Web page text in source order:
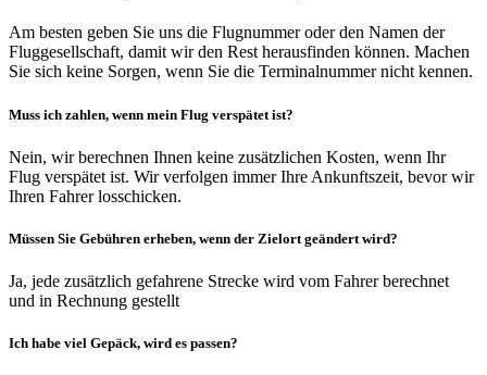
Am besten geben Sie uns die Flugnummer oder den Namen der
Fluggesellschaft, damit wir den Rest herausfinden können. Machen
Sie sich keine Sorgen, wenn Sie die Terminalnummer nicht kennen.
Muss ich zahlen, wenn mein Flug verspätet ist?
Nein, wir berechnen Ihnen keine zusätzlichen Kosten, wenn Ihr
Flug verspätet ist. Wir verfolgen immer Ihre Ankunftszeit, bevor wir
Ihren Fahrer losschicken.
Müssen Sie Gebühren erheben, wenn der Zielort geändert wird?
Ja, jede zusätzlich gefahrene Strecke wird vom Fahrer berechnet
und in Rechnung gestellt
Ich habe viel Gepäck, wird es passen?